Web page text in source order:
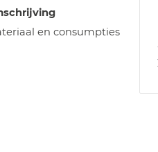
en consumpties